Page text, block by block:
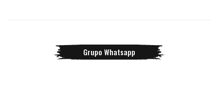
Grupo Whatsapp